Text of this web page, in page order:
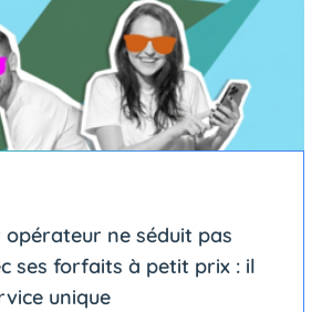
opérateur ne séduit pas
ses forfaits à petit prix : il
unique